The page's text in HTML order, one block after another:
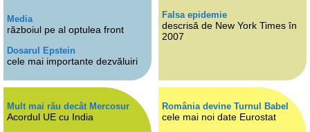
Media
războiul pe al optulea front
Dosarul Epstein
cele mai importante dezvăluiri
Falsa epidemie
descrisă de New York Times în
2007
Mult mai rău decât Mercosur
Acordul UE cu India
România devine Turnul Babel
cele mai noi date Eurostat